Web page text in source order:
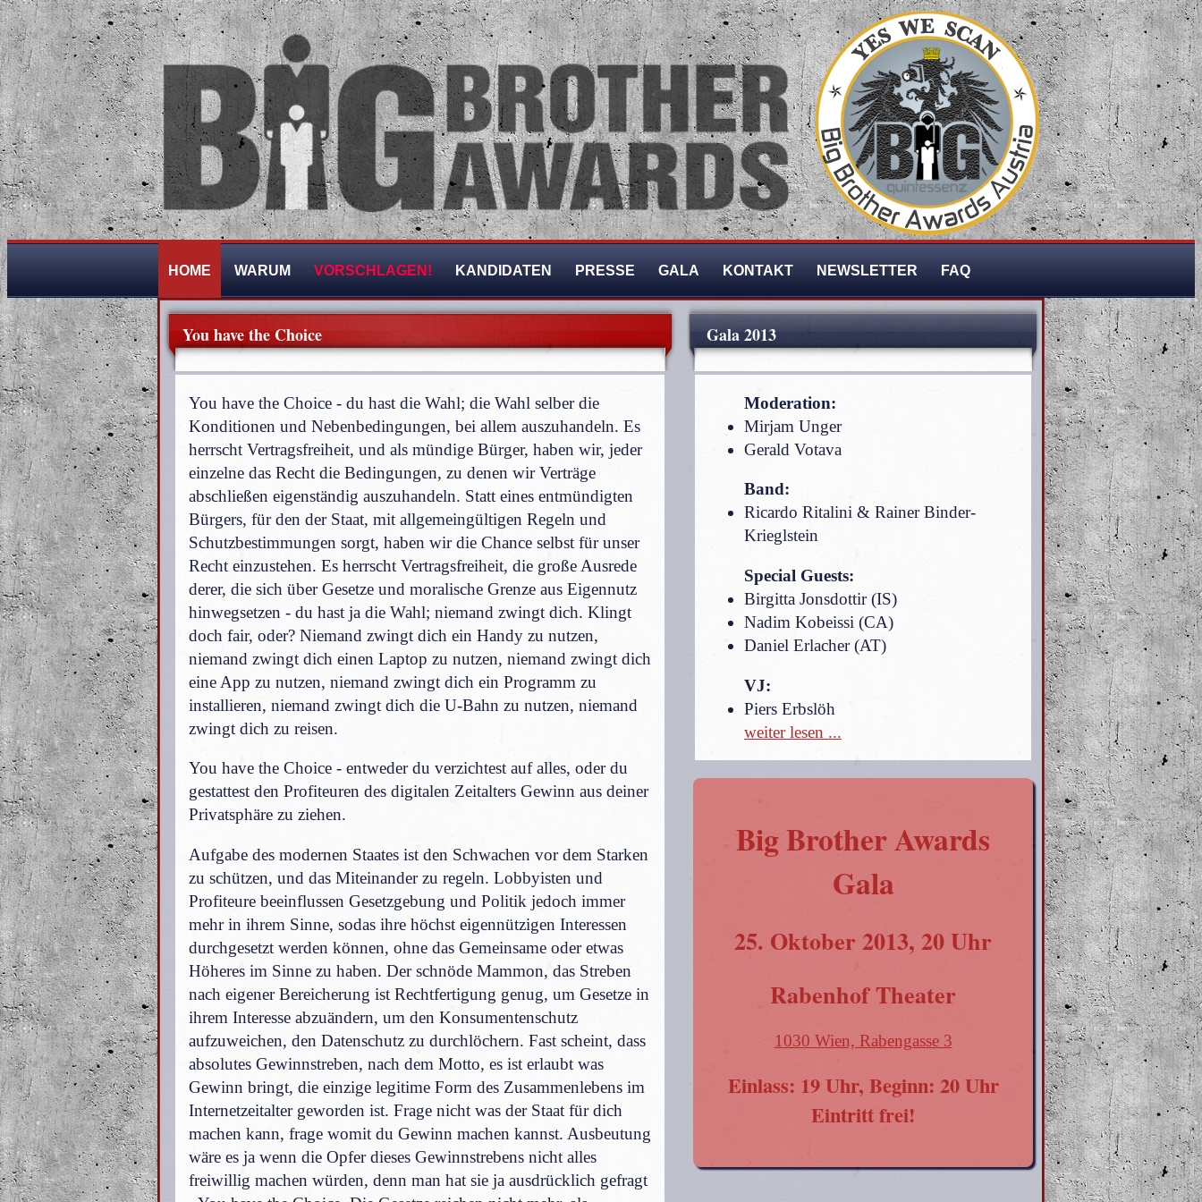
HOME WARUM VORSCHLAGEN! KANDIDATEN PRESSE GALA KONTAKT NEWSLETTER FAQ
You have the Choice
You have the Choice - du hast die Wahl; die Wahl selber die
Konditionen und Nebenbedingungen, bei allem auszuhandeln. Es
herrscht Vertragsfreiheit, und als mündige Bürger, haben wir, jeder
einzelne das Recht die Bedingungen, zu denen wir Verträge
abschließen eigenständig auszuhandeln. Statt eines entmündigten
Bürgers, für den der Staat, mit allgemeingültigen Regeln und
Schutzbestimmungen sorgt, haben wir die Chance selbst für unser
Recht einzustehen. Es herrscht Vertragsfreiheit, die große Ausrede
derer, die sich über Gesetze und moralische Grenze aus Eigennutz
hinwegsetzen - du hast ja die Wahl; niemand zwingt dich. Klingt
doch fair, oder? Niemand zwingt dich ein Handy zu nutzen,
niemand zwingt dich einen Laptop zu nutzen, niemand zwingt dich
eine App zu nutzen, niemand zwingt dich ein Programm zu
installieren, niemand zwingt dich die U-Bahn zu nutzen, niemand
zwingt dich zu reisen.
You have the Choice - entweder du verzichtest auf alles, oder du
gestattest den Profiteuren des digitalen Zeitalters Gewinn aus deiner
Privatsphäre zu ziehen.
Aufgabe des modernen Staates ist den Schwachen vor dem Starken
zu schützen, und das Miteinander zu regeln. Lobbyisten und
Profiteure beeinflussen Gesetzgebung und Politik jedoch immer
mehr in ihrem Sinne, sodas ihre höchst eigennützigen Interessen
durchgesetzt werden können, ohne das Gemeinsame oder etwas
Höheres im Sinne zu haben. Der schnöde Mammon, das Streben
nach eigener Bereicherung ist Rechtfertigung genug, um Gesetze in
ihrem Interesse abzuändern, um den Konsumentenschutz
aufzuweichen, den Datenschutz zu durchlöchern. Fast scheint, dass
absolutes Gewinnstreben, nach dem Motto, es ist erlaubt was
Gewinn bringt, die einzige legitime Form des Zusammenlebens im
Internetzeitalter geworden ist. Frage nicht was der Staat für dich
machen kann, frage womit du Gewinn machen kannst. Ausbeutung
wäre es ja wenn die Opfer dieses Gewinnstrebens nicht alles
freiwillig machen würden, denn man hat sie ja ausdrücklich gefragt
Gala 2013
Moderation:
Mirjam Unger
Gerald Votava
Band:
Ricardo Ritalini & Rainer Binder-
Krieglstein
Special Guests:
Birgitta Jonsdottir (IS)
Nadim Kobeissi (CA)
Daniel Erlacher (AT)
VJ:
Piers Erbslöh
weiter lesen ...
Big Brother Awards
Gala
25. Oktober 2013, 20 Uhr
Rabenhof Theater
1030 Wien, Rabengasse 3
Einlass: 19 Uhr, Beginn: 20 Uhr
Eintritt frei!